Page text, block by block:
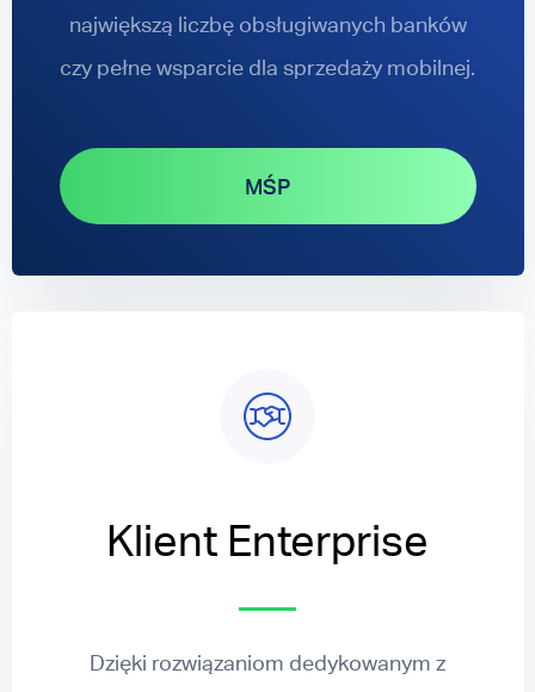
największą liczbę obsługiwanych banków
czy pełne wsparcie dla sprzedaży mobilnej.
MŚP
Klient Enterprise
Dzięki rozwiązaniom dedykowanym z